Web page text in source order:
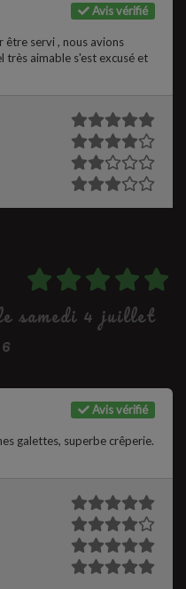
Avis vérifié
être servi , nous avions
très aimable s'est excusé et
samedi 4 juillet
Avis vérifié
galettes, superbe crêperie.